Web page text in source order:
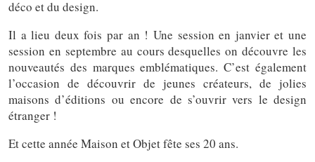
déco et du design.
Il a lieu deux fois par an ! Une session en janvier et une
session en septembre au cours desquelles on découvre les
nouveautés des marques emblématiques. C’est également
l’occasion de découvrir de jeunes créateurs, de jolies
maisons d’éditions ou encore de s’ouvrir vers le design
étranger !
Et cette année Maison et Objet fête ses 20 ans.